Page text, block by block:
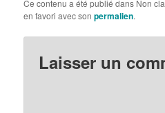
Ce contenu a été publié dans Non
en favori avec sonpermalien.
Laisser un